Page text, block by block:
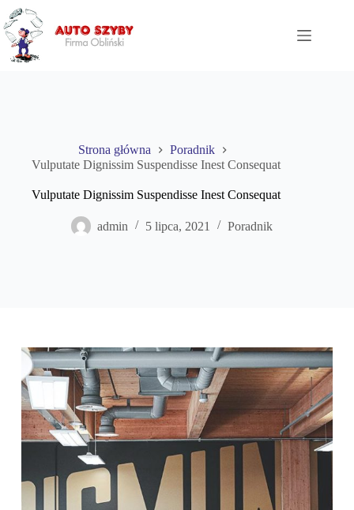
Przejdź
do
treści
Strona główna
Poradnik
Vulputate Dignissim Suspendisse Inest Consequat
Vulputate Dignissim Suspendisse Inest Consequat
admin 5 lipca, 2021 Poradnik